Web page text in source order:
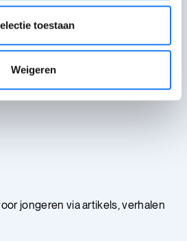
toestaan
Weigeren
jongere mijn stem
jongeren via artikels, verhalen